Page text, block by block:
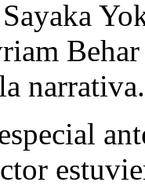
narrativa.